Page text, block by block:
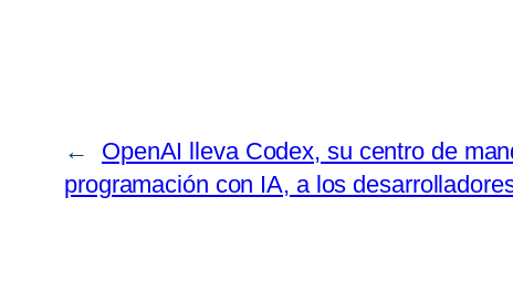
←
OpenAI lleva Codex, su centro de
programación con IA, a los